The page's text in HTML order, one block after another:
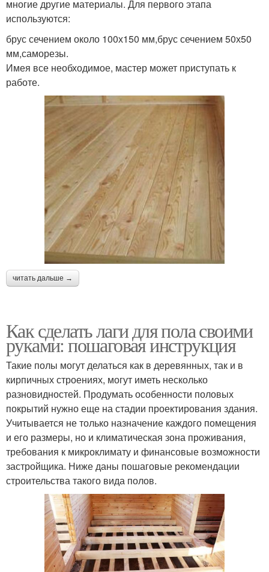
многие другие материалы. Для первого этапа
используются:
брус сечением около 100х150 мм,брус сечением 50х50
мм,саморезы.
Имея все необходимое, мастер может приступать к
работе.
читать дальше →
Как сделать лаги для пола своими
руками: пошаговая инструкция
Такие полы могут делаться как в деревянных, так и в
кирпичных строениях, могут иметь несколько
разновидностей. Продумать особенности половых
покрытий нужно еще на стадии проектирования здания.
Учитывается не только назначение каждого помещения
и его размеры, но и климатическая зона проживания,
требования к микроклимату и финансовые возможности
застройщика. Ниже даны пошаговые рекомендации
строительства такого вида полов.